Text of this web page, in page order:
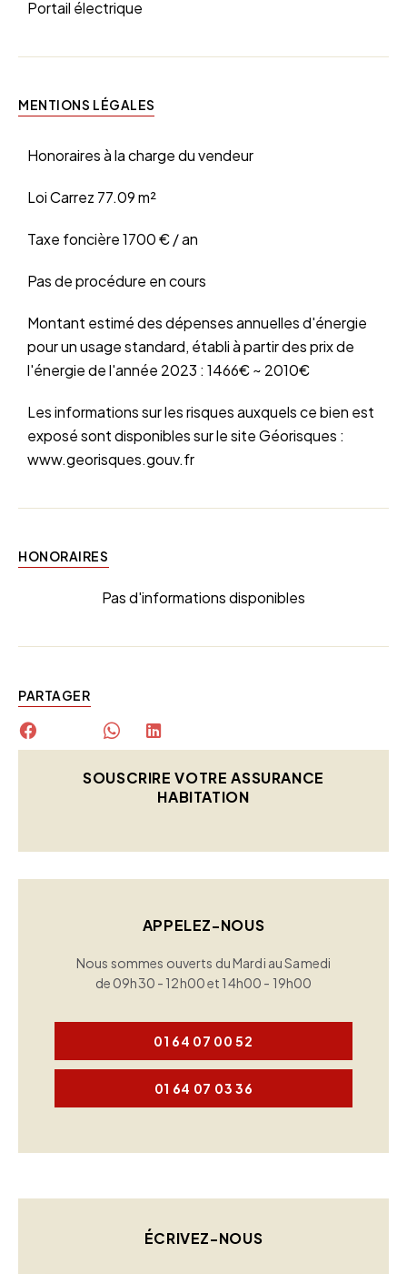
Portail électrique
MENTIONS LÉGALES
Honoraires à la charge du vendeur
Loi Carrez 77.09 m²
Taxe foncière1700 € / an
Pas de procédure en cours
Montant estimé des dépenses annuelles d'énergie
pour un usage standard, établi à partir des prix de
l'énergie de l'année 2023 : 1466€ ~ 2010€
Les informations sur les risques auxquels ce bien est
exposé sont disponibles sur le site Géorisques :
www.georisques.gouv.fr
HONORAIRES
Pas d'informations disponibles
PARTAGER
SOUSCRIRE VOTRE ASSURANCE
HABITATION
APPELEZ-NOUS
Nous sommes ouverts du Mardi au Samedi
de 09h30 - 12h00 et 14h00 - 19h00
01 64 07 00 52
01 64 07 03 36
ÉCRIVEZ-NOUS